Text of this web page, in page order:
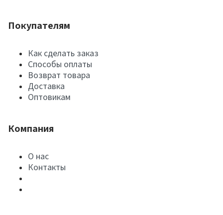
Покупателям
Как сделать заказ
Способы оплаты
Возврат товара
Доставка
Оптовикам
Компания
О нас
Контакты